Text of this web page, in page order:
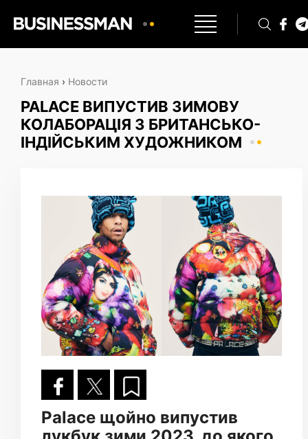
Главная › Новости
PALACE ВИПУСТИВ ЗИМОВУ
КОЛАБОРАЦІЯ З БРИТАНСЬКО-
ІНДІЙСЬКИМ ХУДОЖНИКОМ
Palace щойно випустив